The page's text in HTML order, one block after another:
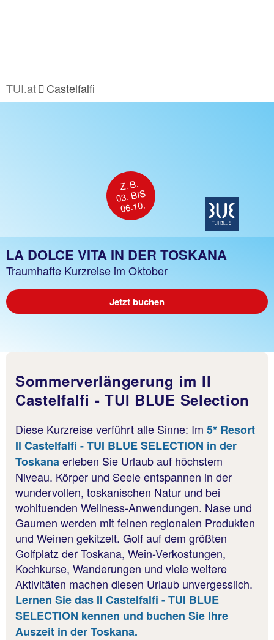
TUI.at Castelfalfi
LA DOLCE VITA IN DER TOSKANA
Traumhafte Kurzreise im Oktober
Jetzt buchen
Z. B.
03. BIS
06.10.
Sommerverlängerung im Il
Castelfalfi - TUI BLUE Selection
Diese Kurzreise verführt alle Sinne: Im 5* Resort
Il Castelfalfi - TUI BLUE SELECTION in der
Toskanaerleben Sie Urlaub auf höchstem
Niveau. Körper und Seele entspannen in der
wundervollen, toskanischen Natur und bei
wohltuenden Wellness-Anwendungen. Nase und
Gaumen werden mit feinen regionalen Produkten
und Weinen gekitzelt. Golf auf dem größten
Golfplatz der Toskana, Wein-Verkostungen,
Kochkurse, Wanderungen und viele weitere
Aktivitäten machen diesen Urlaub unvergesslich.
Lernen Sie das Il Castelfalfi - TUI BLUE
SELECTION kennen und buchen Sie Ihre
Auszeit in der Toskana.